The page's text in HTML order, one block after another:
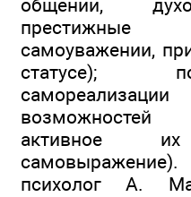
общении,
самоуважении,
статусе);
возможностей
активное их
психолог А.